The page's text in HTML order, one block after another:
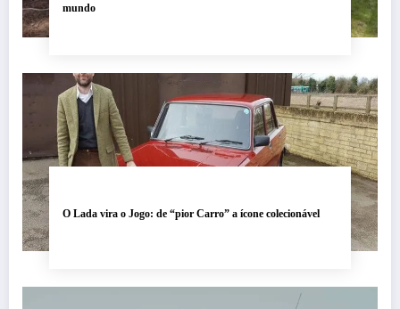
mundo
O Lada vira o Jogo: de “pior Carro” a ícone colecionável